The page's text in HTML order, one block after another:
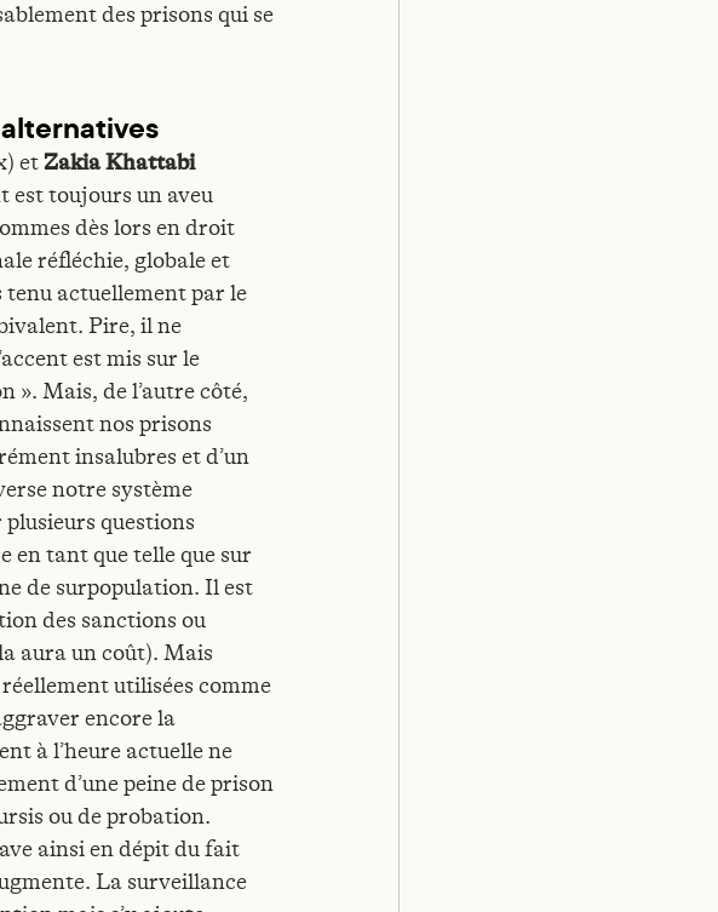
des prisons qui se
et Zakia Khattabi
est toujours un aveu
dès lors en droit
réfléchie, globale et
actuellement par le
Pire, il ne
est mis sur le
». Mais, de l’autre côté,
nos prisons
insalubres et d’un
notre système
questions
en tant que telle que sur
de surpopulation. Il est
des sanctions ou
aura un coût). Mais
utilisées comme
encore la
à l’heure actuelle ne
d’une peine de prison
ou de probation.
ainsi en dépit du fait
La surveillance